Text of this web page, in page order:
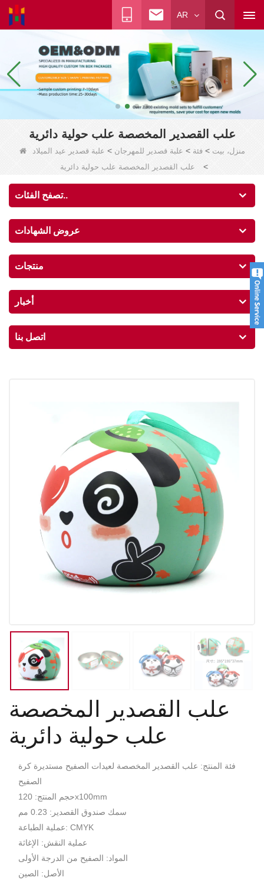
AR
علب القصدير المخصصة علب حولية دائرية
منزل، بيت >فئة > علبة قصدير للمهرجان > علبة قصدير عيد الميلاد
> علب القصدير المخصصة علب حولية دائرية
تصفح الفئات..
عروض الشهادات
منتجات
أخبار
اتصل بنا
علب القصدير المخصصة
علب حولية دائرية
فئة المنتج: علب القصدير المخصصة لعيدات الصفيح مستديرة كرة
الصفيح
حجم المنتج: 120x100mm
سمك صندوق القصدير: 0.23 مم
عملية الطباعة: CMYK
عملية النقش: الإغاثة
المواد: الصفيح من الدرجة الأولى
الأصل: الصين